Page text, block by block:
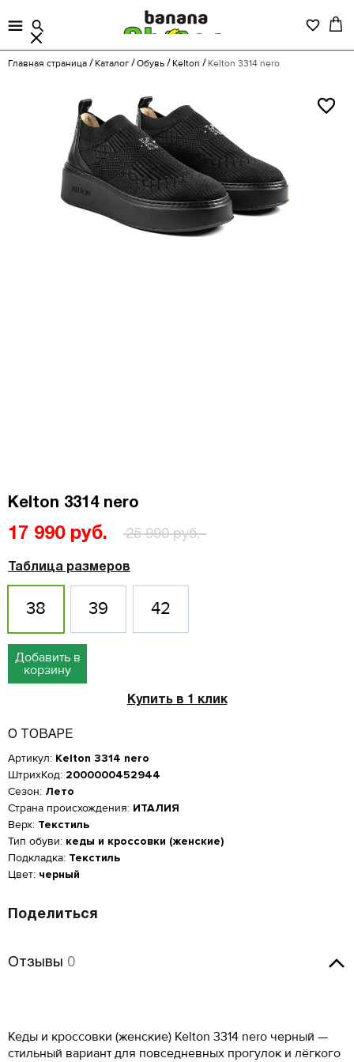
Главная страница Каталог Обувь Kelton Kelton 3314 nero
Kelton 3314 nero
17 990 руб. 25 990 руб.
Таблица размеров
38 39 42
Добавить в
корзину
Купить в 1 клик
О ТОВАРЕ
Артикул: Kelton 3314 nero
ШтрихКод: 2000000452944
Сезон: Лето
Страна происхождения: ИТАЛИЯ
Верх: Текстиль
Тип обуви: кеды и кроссовки (женские)
Подкладка: Текстиль
Цвет: черный
Поделиться
Кеды и кроссовки (женские) Kelton 3314 nero черный —
стильный вариант для повседневных прогулок и лёгкого
Отзывы
Отзывы 0
Женская обувь